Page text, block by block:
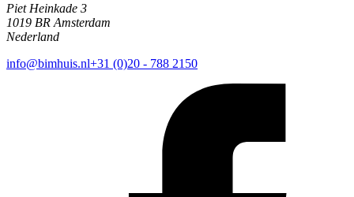
Piet Heinkade 3
1019 BR Amsterdam
Nederland
info@bimhuis.nl+31 (0)20 - 788 2150